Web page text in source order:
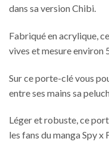
dans sa version Chibi.
Fabriqué en acrylique,
vives et mesure environ
Sur ce porte-clé vous
entre ses mains sa
Léger et robuste, ce
les fans du manga Spy x